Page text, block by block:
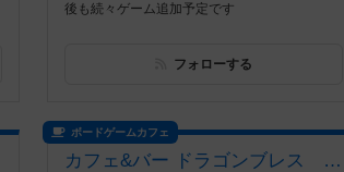
後も続々ゲーム追加予定です
フォローする
ボードゲームカフェ
カフェ&バー ドラゴンブレス BOARDGAME+TRPG